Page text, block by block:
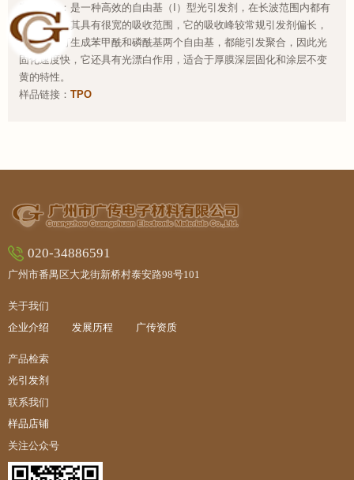
产品简介：是一种高效的自由基（I）型光引发剂，在长波范围内都有
吸收。由于其具有很宽的吸收范围，它的吸收峰较常规引发剂偏长，
经光照后可生成苯甲酰和磷酰基两个自由基，都能引发聚合，因此光
固化速度快，它还具有光漂白作用，适合于厚膜深层固化和涂层不变
黄的特性。
样品链接：TPO
关于我们
企业介绍 发展历程 广传资质
产品检索
光引发剂
联系我们
样品店铺
关注公众号
020-34886591
广州市番禺区大龙街新桥村泰安路98号101